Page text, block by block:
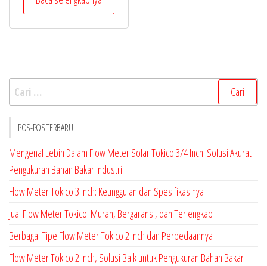
dari 5
Cari
untuk:
POS-POS TERBARU
Mengenal Lebih Dalam Flow Meter Solar Tokico 3/4 Inch: Solusi Akurat
Pengukuran Bahan Bakar Industri
Flow Meter Tokico 3 Inch: Keunggulan dan Spesifikasinya
Jual Flow Meter Tokico: Murah, Bergaransi, dan Terlengkap
Berbagai Tipe Flow Meter Tokico 2 Inch dan Perbedaannya
Flow Meter Tokico 2 Inch, Solusi Baik untuk Pengukuran Bahan Bakar